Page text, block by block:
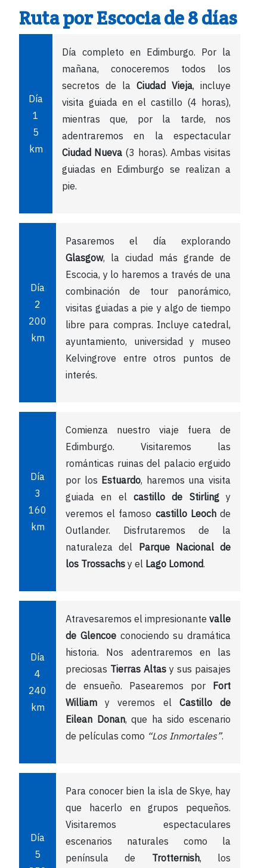
Ruta por Escocia de 8 días
Día
1
5
km
Día completo en Edimburgo. Por la
mañana, conoceremos todos los
secretos de la Ciudad Vieja, incluye
visita guiada en el castillo (4 horas),
mientras que, por la tarde, nos
adentraremos en la espectacular
Ciudad Nueva (3 horas). Ambas visitas
guiadas en Edimburgo se realizan a
pie.
Día
2
200
km
Pasaremos el día explorando
Glasgow, la ciudad más grande de
Escocia, y lo haremos a través de una
combinación de tour panorámico,
visitas guiadas a pie y algo de tiempo
libre para compras. Incluye catedral,
ayuntamiento, universidad y museo
Kelvingrove entre otros puntos de
interés.
Día
3
160
km
Comienza nuestro viaje fuera de
Edimburgo. Visitaremos las
románticas ruinas del palacio erguido
por los Estuardo, haremos una visita
guiada en el castillo de Stirlingy
veremos el famoso castillo Leochde
Outlander. Disfrutaremos de la
naturaleza del Parque Nacional de
los Trossachs y el Lago Lomond.
Día
4
240
km
Atravesaremos el impresionante valle
de Glencoeconociendo su dramática
historia. Nos adentraremos en las
preciosas Tierras Altas y sus paisajes
de ensueño. Pasearemos por Fort
William y veremos el Castillo de
Eilean Donan, que ha sido escenario
de películas como “Los Inmortales”.
Día
5
Para conocer bien la isla de Skye, hay
que hacerlo en grupos pequeños.
Visitaremos espectaculares
escenarios naturales como la
península de Trotternish, los